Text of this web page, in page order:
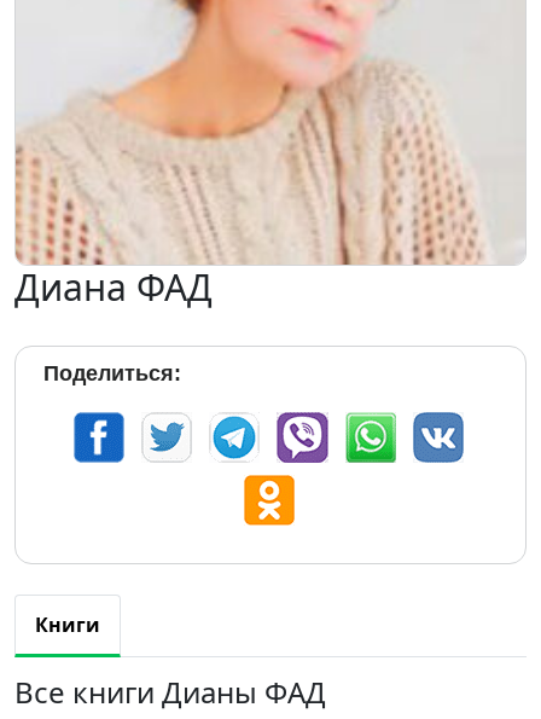
Диана ФАД
Поделиться:
Книги
Все книги Дианы ФАД